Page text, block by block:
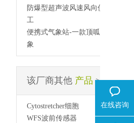
防爆型超声波风速风向仪-化工
工
便携式气象站-一款顶呱呱的气
象
该厂商其他 产品 >
Cytostretcher细胞
WFS波前传感器
在线咨询